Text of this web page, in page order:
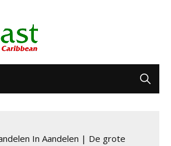
In Aandelen | De grote